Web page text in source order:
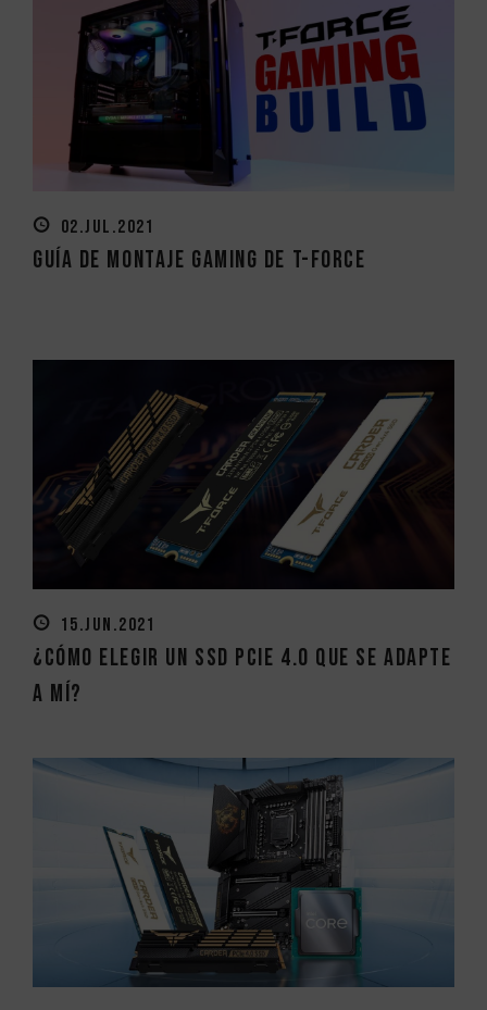
02.JUL.2021
Guía de Montaje Gaming de T-FORCE
15.JUN.2021
¿Cómo elegir un SSD PCIe 4.0 que se adapte
a mí?